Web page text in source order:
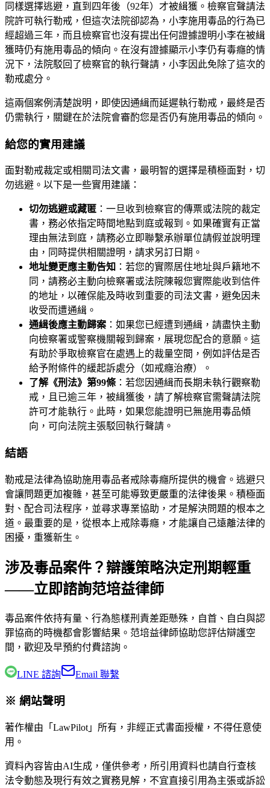
同樣選擇逃避，直到四年後（92年）才被緝獲。檢察官聲請法
院許可執行勒戒，但這次法院卻認為，小李施用毒品的行為已
經超過三年，而且檢察官也沒有提出任何證據證明小李在被緝
獲時仍有施用毒品的傾向。在沒有證據顯示小李仍有毒癮的情
況下，法院駁回了檢察官的執行聲請，小李因此免除了這次的
勒戒處分。
這兩個案例清楚說明，即使因通緝而延遲執行勒戒，最終是否
仍需執行，關鍵在於法院會審酌您是否仍有施用毒品的傾向。
給您的實用建議
面對勒戒裁定或相關司法文書，最明智的選擇是積極面對，切
勿逃避。以下是一些實用建議：
切勿逃避或藏匿 ：一旦收到檢察官的傳票或法院的裁定
書，務必依指定時間地點到庭或報到。如果確實有正當
理由無法到庭，請務必立即聯繫承辦單位請假並說明理
由，同時提供相關證明，請求另訂日期。
地址變更應主動告知 ：若您的實際居住地址與戶籍地不
同，請務必主動向檢察署或法院陳報您實際能收到信件
的地址，以確保能及時收到重要的司法文書，避免因未
收受而遭通緝。
通緝後應主動歸案 ：如果您已經遭到通緝，請盡快主動
向檢察署或警察機關報到歸案，展現您配合的意願。這
有助於爭取檢察官在處遇上的裁量空間，例如評估是否
給予附條件的緩起訴處分（如戒癮治療）。
了解《刑法》第99條 ：若您因通緝而長期未執行觀察勒
戒，且已逾三年，被緝獲後，請了解檢察官需聲請法院
許可才能執行。此時，如果您能證明已無施用毒品傾
向，可向法院主張駁回執行聲請。
結語
勒戒是法律為協助施用毒品者戒除毒癮所提供的機會。逃避只
會讓問題更加複雜，甚至可能導致更嚴重的法律後果。積極面
對、配合司法程序，並尋求專業協助，才是解決問題的根本之
道。最重要的是，從根本上戒除毒癮，才能讓自己遠離法律的
困擾，重獲新生。
涉及毒品案件？辯護策略決定刑期輕重
——立即諮詢范培益律師
毒品案件依持有量、行為態樣刑責差距懸殊，自首、自白與認
罪協商的時機都會影響結果。 范培益律師協助您評估辯護空
間，歡迎及早預約付費諮詢。
LINE 諮詢 Email 聯繫
※ 網站聲明
著作權由「LawPilot」所有，非經正式書面授權，不得任意使
用。
資料內容皆由AI生成，僅供參考，所引用資料也請自行查核
法令動態及現行有效之實務見解，不宜直接引用為主張或訴訟